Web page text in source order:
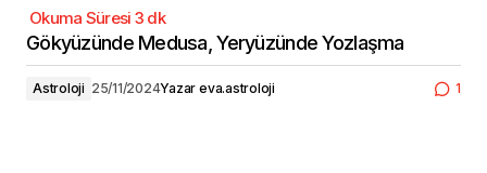
Gökyüzünde Medusa, Yeryüzünde Yozlaşma
Astroloji 25/11/2024Yazar eva.astroloji 1